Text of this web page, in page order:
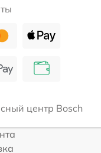
центр Bosch